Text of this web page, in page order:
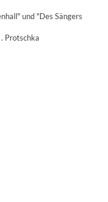
und "Des Sängers
Protschka